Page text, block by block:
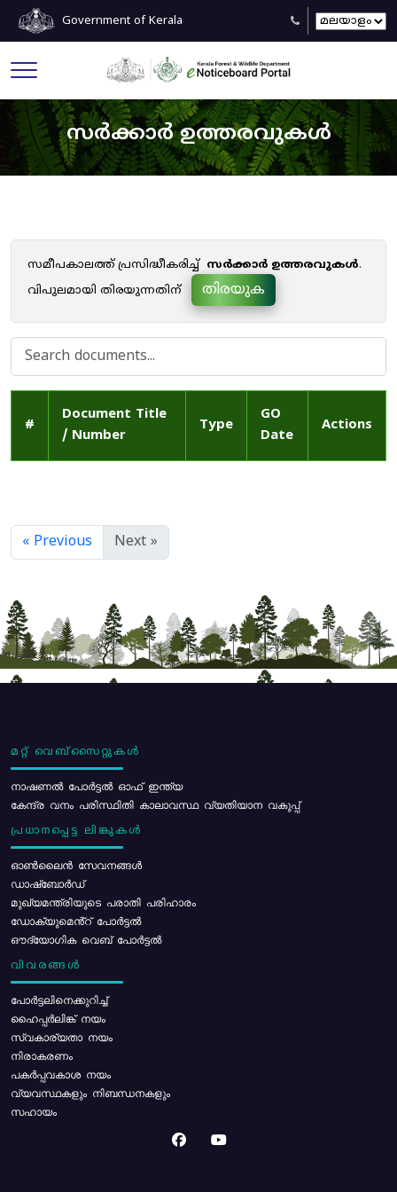
Government of Kerala
സർക്കാർ ഉത്തരവുകൾ
സമീപകാലത്ത് പ്രസിദ്ധീകരിച്ച് സർക്കാർ ഉത്തരവുകൾ.
വിപുലമായി തിരയുന്നതിന്
തിരയുക
#
Document Title
/ Number
Type
GO
Date
Actions
« Previous Next »
മറ്റ് വെബ്സൈറ്റുകൾ
നാഷണൽ പോർട്ടൽ ഓഫ് ഇന്ത്യ
കേന്ദ്ര വനം പരിസ്ഥിതി കാലാവസ്ഥ വ്യതിയാന വകുപ്പ്
പ്രധാനപ്പെട്ട ലിങ്കുകൾ
ഓൺലൈൻ സേവനങ്ങൾ
ഡാഷ്ബോർഡ്
മുഖ്യമന്ത്രിയുടെ പരാതി പരിഹാരം
ഡോക്യുമെൻ്റ് പോർട്ടൽ
ഔദ്യോഗിക വെബ് പോർട്ടൽ
വിവരങ്ങൾ
പോര്‍ട്ടലിനെക്കുറിച്ച്
ഹൈപ്പർലിങ്ക് നയം
സ്വകാര്യതാ നയം
നിരാകരണം
പകർപ്പവകാശ നയം
വ്യവസ്ഥകളും നിബന്ധനകളും
സഹായം